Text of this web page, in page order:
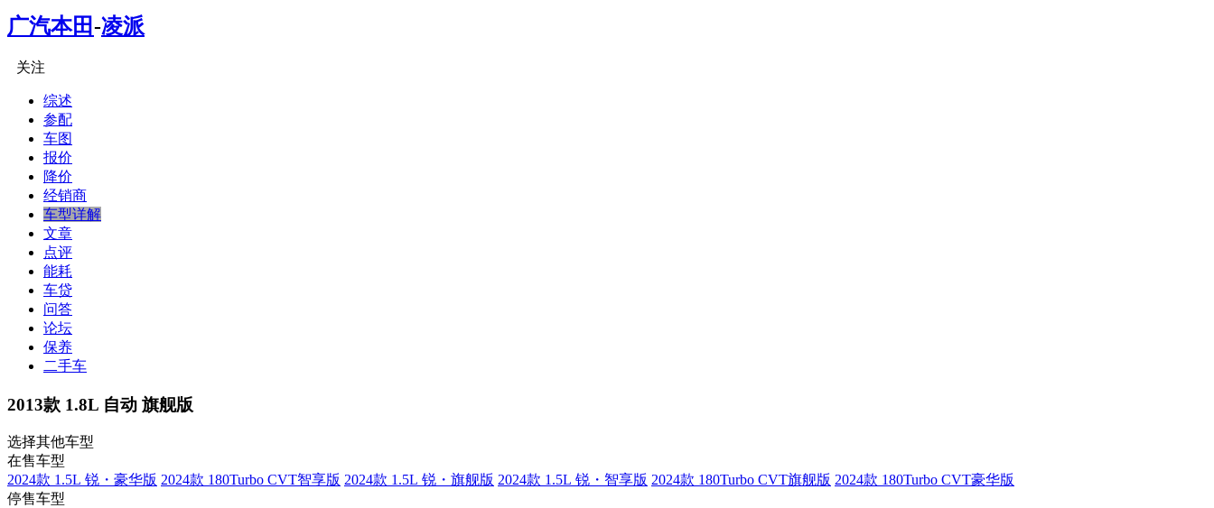
广汽本田-凌派
关注
综述
参配
车图
报价
降价
经销商
车型详解
文章
点评
能耗
车贷
问答
论坛
保养
二手车
2013款 1.8L 自动 旗舰版
选择其他车型
在售车型
2024款 1.5L 锐・豪华版 2024款 180Turbo CVT智享版 2024款 1.5L 锐・旗舰版 2024款 1.5L 锐・智享版 2024款 180Turbo CVT旗舰版 2024款 180Turbo CVT豪华版
停售车型